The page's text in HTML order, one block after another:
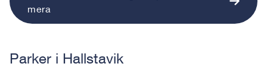
mera
Parker i Hallstavik